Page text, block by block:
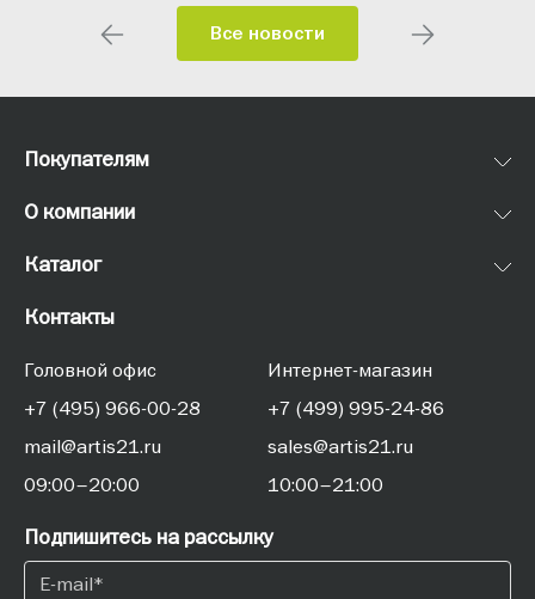
Все новости
Покупателям
О компании
Каталог
Контакты
Головной офис
+7 (495) 966-00-28
mail@artis21.ru
09:00–20:00
Интернет-магазин
+7 (499) 995-24-86
sales@artis21.ru
10:00–21:00
Подпишитесь на рассылку